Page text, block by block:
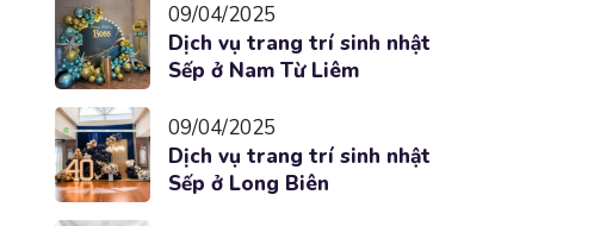
09/04/2025
Dịch vụ trang trí sinh nhật
Sếp ở Nam Từ Liêm
09/04/2025
Dịch vụ trang trí sinh nhật
Sếp ở Long Biên